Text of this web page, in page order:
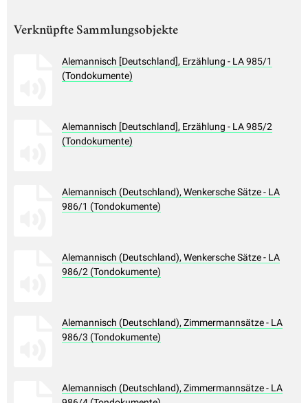
Verknüpfte Sammlungsobjekte
Alemannisch [Deutschland], Erzählung - LA 985/1
(Tondokumente)
Alemannisch [Deutschland], Erzählung - LA 985/2
(Tondokumente)
Alemannisch (Deutschland), Wenkersche Sätze - LA
986/1 (Tondokumente)
Alemannisch (Deutschland), Wenkersche Sätze - LA
986/2 (Tondokumente)
Alemannisch (Deutschland), Zimmermannsätze - LA
986/3 (Tondokumente)
Alemannisch (Deutschland), Zimmermannsätze - LA